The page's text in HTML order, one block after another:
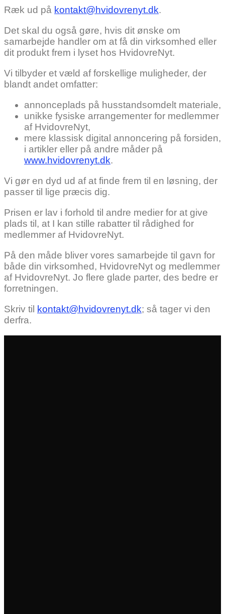
Ræk ud på kontakt@hvidovrenyt.dk.
Det skal du også gøre, hvis dit ønske om
samarbejde handler om at få din virksomhed eller
dit produkt frem i lyset hos HvidovreNyt.
Vi tilbyder et væld af forskellige muligheder, der
blandt andet omfatter:
annonceplads på husstandsomdelt materiale,
unikke fysiske arrangementer for medlemmer
af HvidovreNyt,
mere klassisk digital annoncering på forsiden,
i artikler eller på andre måder på
www.hvidovrenyt.dk.
Vi gør en dyd ud af at finde frem til en løsning, der
passer til lige præcis dig.
Prisen er lav i forhold til andre medier for at give
plads til, at I kan stille rabatter til rådighed for
medlemmer af HvidovreNyt.
På den måde bliver vores samarbejde til gavn for
både din virksomhed, HvidovreNyt og medlemmer
af HvidovreNyt. Jo flere glade parter, des bedre er
forretningen.
Skriv til
kontakt@hvidovrenyt.dk; så tager vi den
derfra.